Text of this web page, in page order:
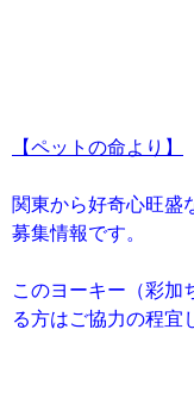
【ペットの命より】
関東から好奇心旺盛
募集情報です。
このヨーキー（彩加
る方はご協力の程宜